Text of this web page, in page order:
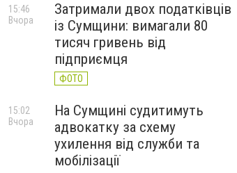
Затримали двох податківців
із Сумщини: вимагали 80
тисяч гривень від
підприємця
ФОТО
15:46
Вчора
На Сумщині судитимуть
адвокатку за схему
ухилення від служби та
мобілізації
15:02
Вчора